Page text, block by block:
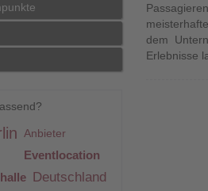
Anbieter
Eventlocation
Deutschland
dem
Erlebnisse